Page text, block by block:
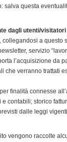
salva questa
dagli utenti/visitatori
collegandosi a
servizio
l’acquisizione da
che verranno trattati
finalità connesse
contabili; storico
dalle leggi vigenti
vengono raccolte